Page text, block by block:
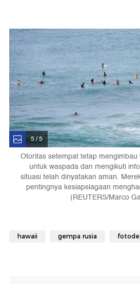
5 / 5
Otoritas setempat tetap
untuk waspada dan mengikuti
situasi telah dinyatakan aman.
pentingnya kesiapsiagaan
(REUTERS/Marco
hawaii gempa rusia